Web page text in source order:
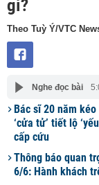
gì?
Theo Tuỳ Ý/VTC
Nghe đọc bài
Bác sĩ 20 năm
‘cửa tử’ tiết lộ
cấp cứu
Thông báo quan
6/6: Hành khách